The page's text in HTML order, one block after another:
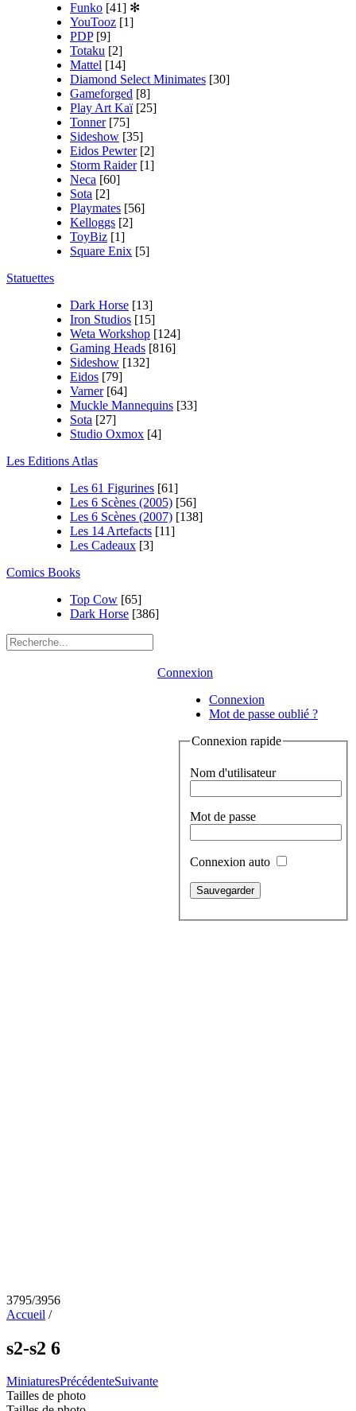
Funko [41] ✻
YouTooz [1]
PDP [9]
Totaku [2]
Mattel [14]
Diamond Select Minimates [30]
Gameforged [8]
Play Art Kaï [25]
Tonner [75]
Sideshow [35]
Eidos Pewter [2]
Storm Raider [1]
Neca [60]
Sota [2]
Playmates [56]
Kelloggs [2]
ToyBiz [1]
Square Enix [5]
Statuettes
Dark Horse [13]
Iron Studios [15]
Weta Workshop [124]
Gaming Heads [816]
Sideshow [132]
Eidos [79]
Varner [64]
Muckle Mannequins [33]
Sota [27]
Studio Oxmox [4]
Les Editions Atlas
Les 61 Figurines [61]
Les 6 Scènes (2005) [56]
Les 6 Scènes (2007) [138]
Les 14 Artefacts [11]
Les Cadeaux [3]
Comics Books
Top Cow [65]
Dark Horse [386]
Connexion
Connexion
Mot de passe oublié ?
Connexion rapide
Nom d'utilisateur
Mot de passe
Connexion auto
3795/3956
Accueil /
s2-s2 6
MiniaturesPrécédenteSuivante
Tailles de photo